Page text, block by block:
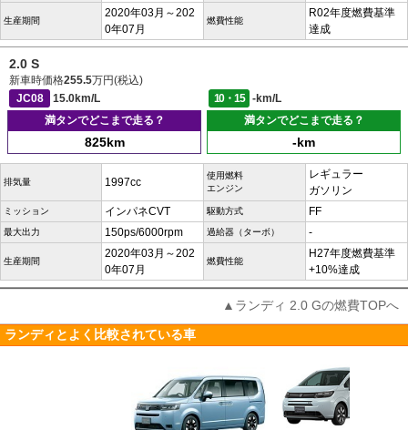
生産期間
2020年03月～202
0年07月
燃費性能
R02年度燃費基準
達成
2.0 S
新車時価格255.5万円(税込)
JC08
15.0km/L 10・15
-km/L
満タンでどこまで走る？
825km
満タンでどこまで走る？
-km
排気量 1997cc
使用燃料
エンジン
レギュラー
ガソリン
ミッション インパネCVT 駆動方式 FF
最大出力 150ps/6000rpm 過給器（ターボ） -
生産期間
2020年03月～202
0年07月
燃費性能
H27年度燃費基準
+10%達成
▲ランディ 2.0 Gの燃費TOPへ
ランディとよく比較されている車